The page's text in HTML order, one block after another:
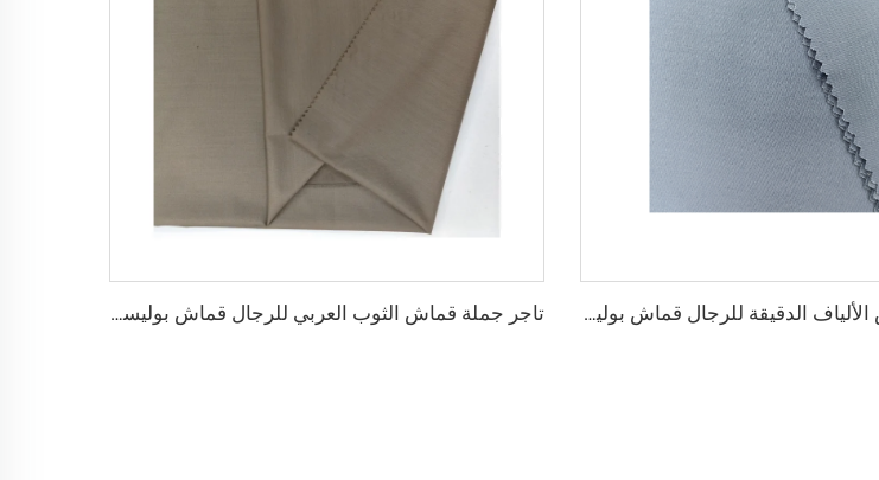
تاجر جملة قماش الألياف الدقيقة للرجال قماش بوليستر مجوف قماش toyobo قميص ثوب عربي تاجر جملة قماش الثوب العربي للرجال قماش بوليستر مجوف قماش toyobo قميص ثوب عربي